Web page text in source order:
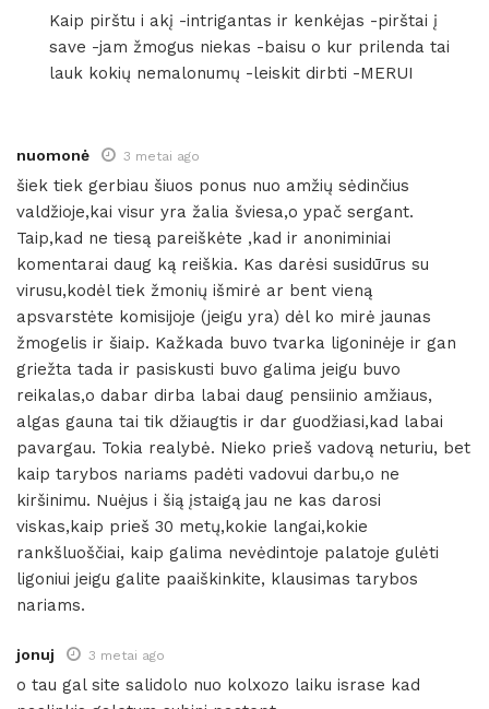
Kaip pirštu i akį -intrigantas ir kenkėjas -pirštai į
save -jam žmogus niekas -baisu o kur prilenda tai
lauk kokių nemalonumų -leiskit dirbti -MERUI
nuomonė 3 metai ago
šiek tiek gerbiau šiuos ponus nuo amžių sėdinčius
valdžioje,kai visur yra žalia šviesa,o ypač sergant.
Taip,kad ne tiesą pareiškėte ,kad ir anoniminiai
komentarai daug ką reiškia. Kas darėsi susidūrus su
virusu,kodėl tiek žmonių išmirė ar bent vieną
apsvarstėte komisijoje (jeigu yra) dėl ko mirė jaunas
žmogelis ir šiaip. Kažkada buvo tvarka ligoninėje ir gan
griežta tada ir pasiskusti buvo galima jeigu buvo
reikalas,o dabar dirba labai daug pensiinio amžiaus,
algas gauna tai tik džiaugtis ir dar guodžiasi,kad labai
pavargau. Tokia realybė. Nieko prieš vadovą neturiu, bet
kaip tarybos nariams padėti vadovui darbu,o ne
kiršinimu. Nuėjus i šią įstaigą jau ne kas darosi
viskas,kaip prieš 30 metų,kokie langai,kokie
rankšluoščiai, kaip galima nevėdintoje palatoje gulėti
ligoniui jeigu galite paaiškinkite, klausimas tarybos
nariams.
jonuj 3 metai ago
o tau gal site salidolo nuo kolxozo laiku israse kad